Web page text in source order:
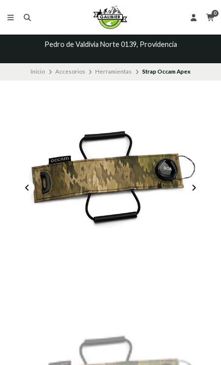
0
Pedro de Valdivia Norte 0139, Providencia
Inicio Accesorios Herramientas Strap Occam Apex